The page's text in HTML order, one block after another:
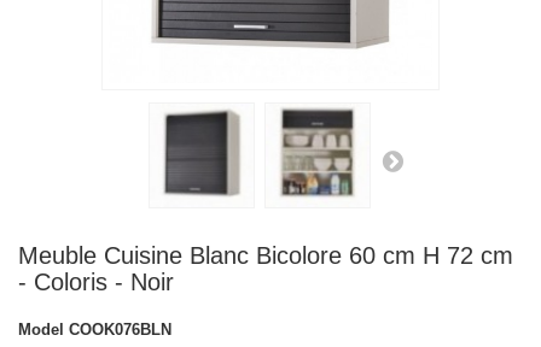
Meuble Cuisine Blanc Bicolore 60 cm H 72 cm
- Coloris - Noir
Model COOK076BLN